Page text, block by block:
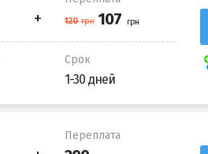
Срок
1-30 дней
Переплата